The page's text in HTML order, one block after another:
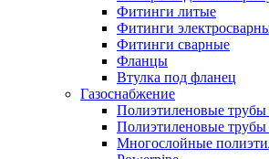
Фитинги литые
Фитинги
Фитинги сварные
Фланцы
Втулка под фланец
Газоснабжение
Полиэтиленовые
Полиэтиленовые
Многослойные